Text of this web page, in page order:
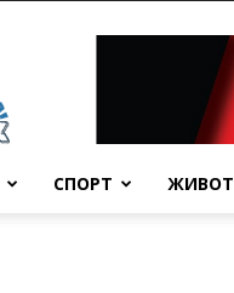
СПОРТ ЖИВОТ